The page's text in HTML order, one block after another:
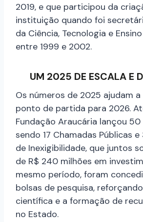
2019, e que participou da
instituição quando foi
da Ciência, Tecnologia e
entre 1999 e 2002.
UM 2025 DE ESCALA E
Os números de 2025 ajudam
ponto de partida para 2026.
Fundação Araucária lançou
sendo 17 Chamadas Públicas
de Inexigibilidade, que juntos
de R$ 240 milhões em
mesmo período, foram
bolsas de pesquisa,
científica e a formação de
no Estado.